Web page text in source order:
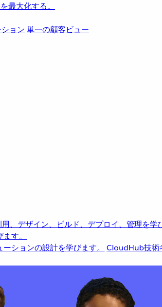
最大化する。
ョン 単一の顧客ビュー
、デザイン、ビルド、デプロイ、管理を学
す。
ションの設計を学びます。 CloudHub技術